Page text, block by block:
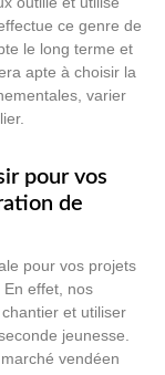
ce genre de
le long terme et
apte à choisir la
varier
pour vos
de
pour vos projets
effet, nos
et utiliser
jeunesse.
vendéen